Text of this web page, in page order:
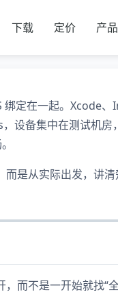
下载 定价 产
定在一起。Xcode
设备集中在测试机
是从实际出发，讲
而不是一开始就找“全